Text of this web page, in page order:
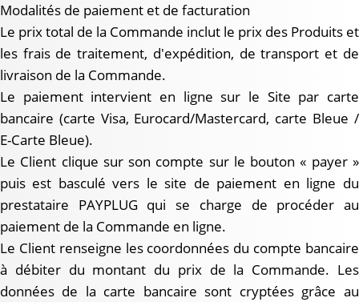
Modalités de paiement et de facturation
Le prix total de la Commande inclut le prix des Produits et
les frais de traitement, d'expédition, de transport et de
livraison de la Commande.
Le paiement intervient en ligne sur le Site par carte
bancaire (carte Visa, Eurocard/Mastercard, carte Bleue /
E-Carte Bleue).
Le Client clique sur son compte sur le bouton « payer »
puis est basculé vers le site de paiement en ligne du
prestataire PAYPLUG qui se charge de procéder au
paiement de la Commande en ligne.
Le Client renseigne les coordonnées du compte bancaire
à débiter du montant du prix de la Commande. Les
données de la carte bancaire sont cryptées grâce au